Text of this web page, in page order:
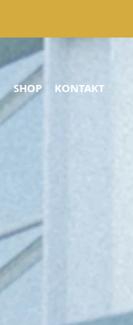
SHOP KONTAKT